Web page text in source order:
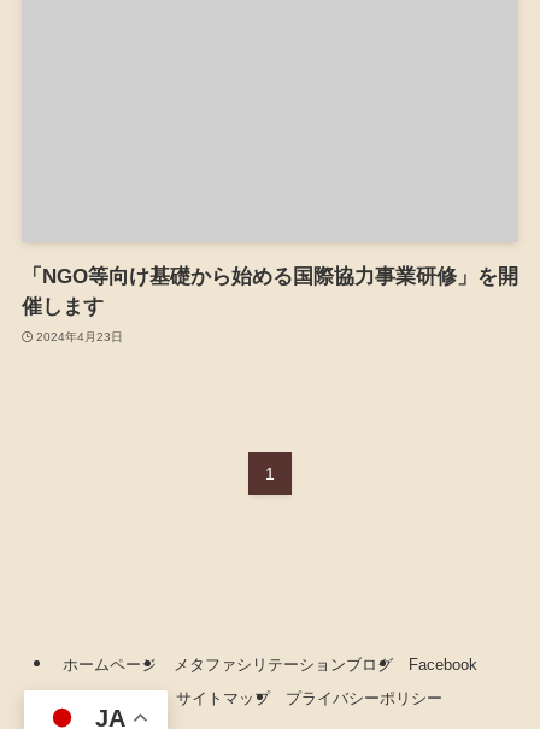
「NGO等向け基礎から始める国際協力事業研修」を開
催します
2024年4月23日
1
ホームページ メタファシリテーションブログ
Facebook
サイトマップ プライバシーポリシー
JA